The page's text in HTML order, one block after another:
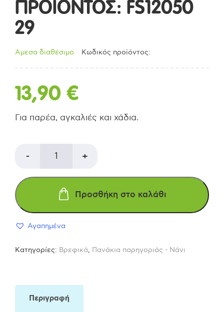
ΠΡΟΙΟΝΤΟΣ: FS12050
29
Άμεσα διαθέσιμο Κωδικός προϊόντος:
13,90 €
Για παρέα, αγκαλιές και χάδια.
- Fashy
Little
Πανάκι
αγκαλιάς
ΚΩΔΙΚΟΣ
+
Προσθήκη στο καλάθι
Αγαπημένα
Κατηγορίες: Βρεφικά, Πανάκια παρηγοριάς - Νάνι
Περιγραφή